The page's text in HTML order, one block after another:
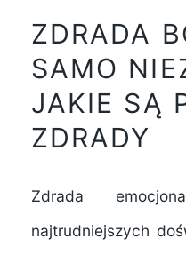
ZDRADA
SAMO
JAKIE SĄ
ZDRADY
Zdrada
najtrudniejszych